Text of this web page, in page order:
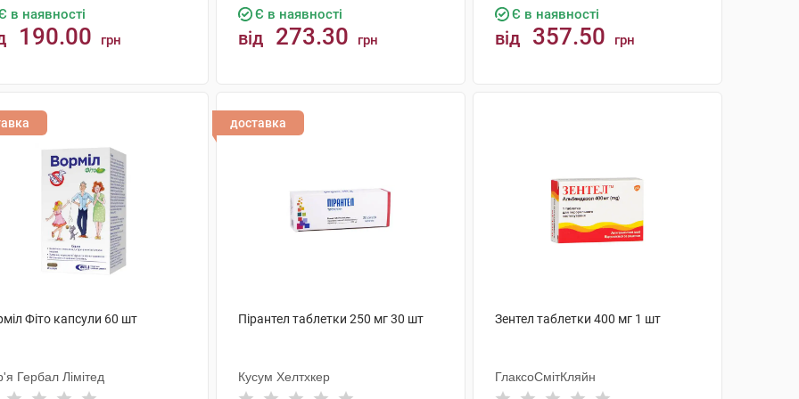
в наявності
190.00 грн
Є в наявності
від 273.30 грн
Є в наявності
від 357.50 грн
Фіто капсули 60 шт
Гербал Лімітед
доставка
Пірантел таблетки 250 мг 30 шт
Кусум Хелтхкер
Зентел таблетки 400 мг 1 шт
ГлаксоСмітКляйн